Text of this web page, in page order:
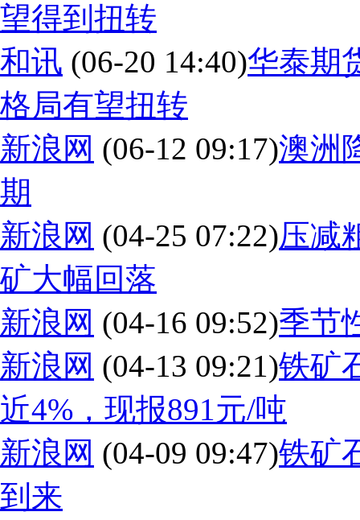
望得到扭转
和讯 (06-20 14:40)华泰期
格局有望扭转
新浪网 (06-12 09:17)澳洲
期
新浪网 (04-25 07:22)压减
矿大幅回落
新浪网 (04-16 09:52)季节
新浪网 (04-13 09:21)铁矿
近4%，现报891元/吨
新浪网 (04-09 09:47)铁矿
到来